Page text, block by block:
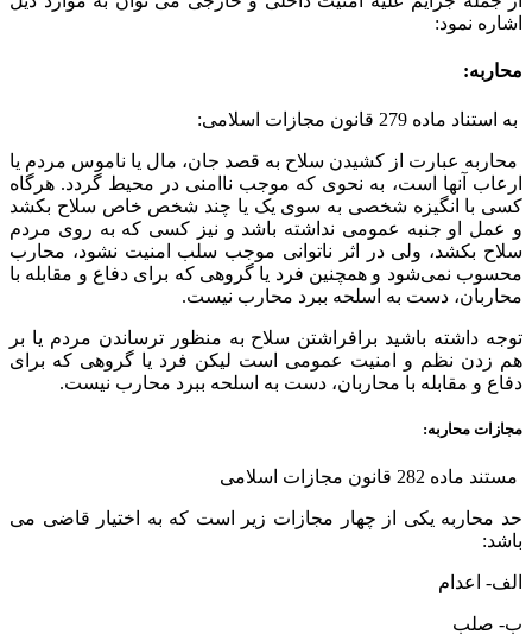
اشاره نمود:
محاربه:
به استناد ماده 279 قانون مجازات اسلامی:
محاربه عبارت از کشیدن سلاح به قصد جان، مال یا ناموس مردم یا
ارعاب آنها است، به نحوی که موجب ناامنی در محیط گردد. هرگاه
کسی با انگیزه شخصی به سوی یک یا چند شخص خاص سلاح بکشد
و عمل او جنبه عمومی نداشته باشد و نیز کسی که به روی مردم
سلاح بکشد، ولی در اثر ناتوانی موجب سلب امنیت نشود، محارب
محسوب نمی‌شود و همچنین فرد یا گروهی که برای دفاع و مقابله با
محاربان، دست به اسلحه ببرد محارب نیست.
توجه داشته باشید برافراشتن سلاح به منظور ترساندن مردم یا بر
هم زدن نظم و امنیت عمومی است لیکن فرد یا گروهی که برای
دفاع و مقابله با محاربان، دست به اسلحه ببرد محارب نیست.
مجازات محاربه:
مستند ماده 282 قانون مجازات اسلامی
حد محاربه یکی از چهار مجازات زیر است که به اختیار قاضی می
باشد:
الف- اعدام
ب- صلب